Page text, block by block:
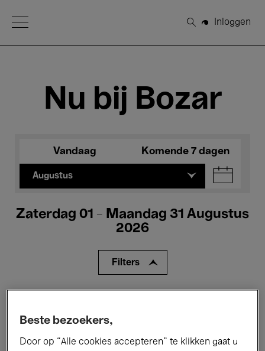
Open Menu
Zoeken
Inloggen
Nu bij Bozar
Vandaag Komende 7 dagen
Augustus
Zaterdag 01 - Maandag 31 Augustus
2026
Filters
Beste bezoekers,
Door op “Alle cookies accepteren” te klikken gaat u